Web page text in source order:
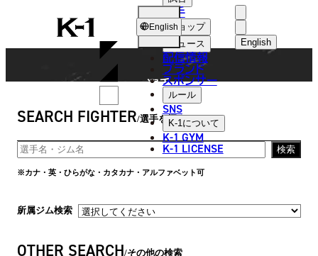
K-
1
English
中文（简体
選手
ショップ
ニュース
配信情報
ブランド
スポンサー
ルール
SNS
K-1について
K-1 GYM
K-1 LICENSE
English
FIGHTER
選手
SEARCH FIGHTER 選手を探す
検索
※カナ・英・ひらがな・カタカナ・アルファベット可
所属ジム検索
OTHER SEARCH その他の検索